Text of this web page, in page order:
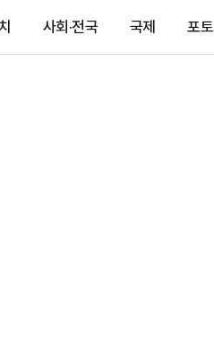
사회·전국 국제 포토